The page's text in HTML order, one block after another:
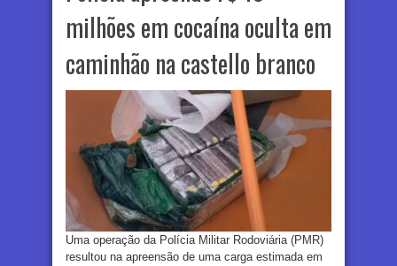
milhões em cocaína oculta em
caminhão na castello branco
Uma operação da Polícia Militar Rodoviária (PMR)
resultou na apreensão de uma carga estimada em